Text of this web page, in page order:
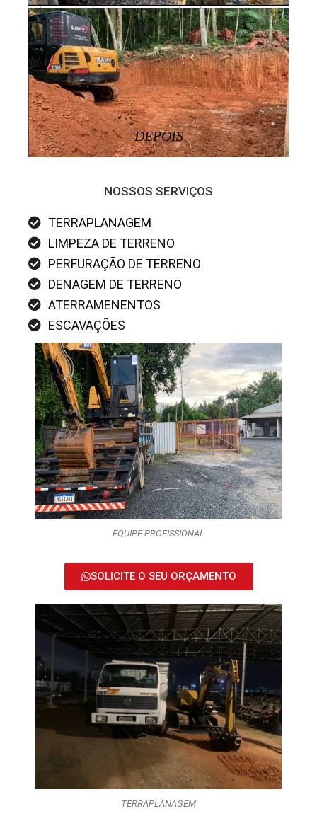
DEPOIS
NOSSOS SERVIÇOS
TERRAPLANAGEM
LIMPEZA DE TERRENO
PERFURAÇÃO DE TERRENO
DENAGEM DE TERRENO
ATERRAMENENTOS
ESCAVAÇÕES
EQUIPE PROFISSIONAL
SOLICITE O SEU ORÇAMENTO
TERRAPLANAGEM